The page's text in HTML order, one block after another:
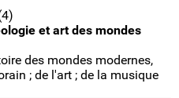
et art des mondes
des mondes modernes,
; de l'art ; de la musique